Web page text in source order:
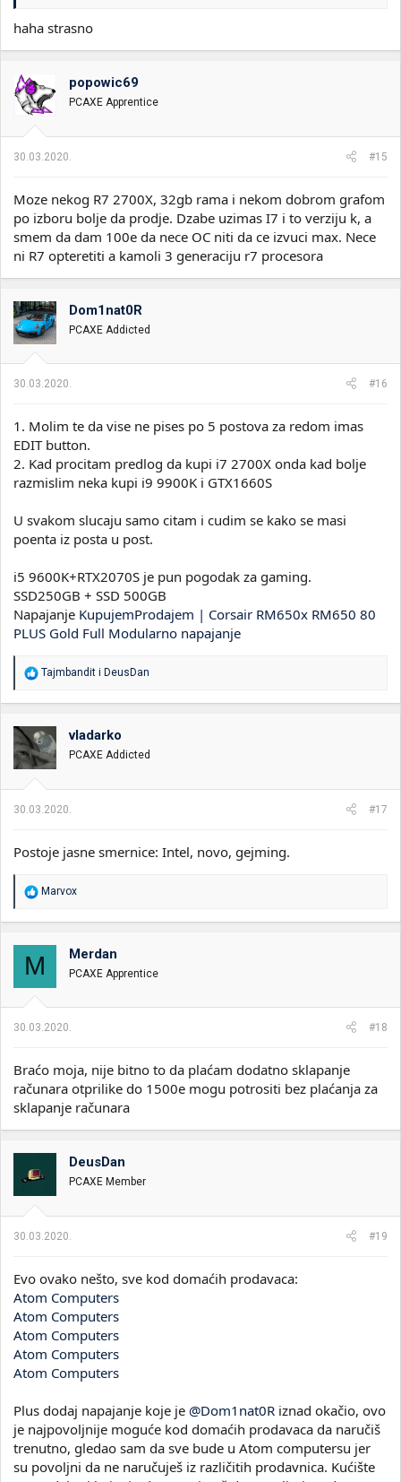
haha strasno
popowic69
PCAXE Apprentice
30.03.2020. #15
Moze nekog R7 2700X, 32gb rama i nekom dobrom grafom
po izboru bolje da prodje. Dzabe uzimas I7 i to verziju k, a
smem da dam 100e da nece OC niti da ce izvuci max. Nece
ni R7 opteretiti a kamoli 3 generaciju r7 procesora
Dom1nat0R
PCAXE Addicted
30.03.2020. #16
1. Molim te da vise ne pises po 5 postova za redom imas
EDIT button.
2. Kad procitam predlog da kupi i7 2700X onda kad bolje
razmislim neka kupi i9 9900K i GTX1660S
U svakom slucaju samo citam i cudim se kako se masi
poenta iz posta u post.
i5 9600K+RTX2070S je pun pogodak za gaming.
SSD250GB + SSD 500GB
Napajanje KupujemProdajem | Corsair RM650x RM650 80
PLUS Gold Full Modularno napajanje
R
a
o
v
a
n
:
Tajmbandit i DeusDan
vladarko
PCAXE Addicted
30.03.2020. #17
Postoje jasne smernice: Intel, novo, gejming.
R
o
v
a
n
:
Marvox
M Merdan
PCAXE Apprentice
30.03.2020. #18
Braćo moja, nije bitno to da plaćam dodatno sklapanje
računara otprilike do 1500e mogu potrositi bez plaćanja za
sklapanje računara
DeusDan
PCAXE Member
30.03.2020. #19
Evo ovako nešto, sve kod domaćih prodavaca:
Atom Computers
Atom Computers
Atom Computers
Atom Computers
Atom Computers
Plus dodaj napajanje koje je @Dom1nat0R iznad okačio, ovo
je najpovoljnije moguće kod domaćih prodavaca da naručiš
trenutno, gledao sam da sve bude u Atom computersu jer
su povoljni da ne naručuješ iz različitih prodavnica. Kućište